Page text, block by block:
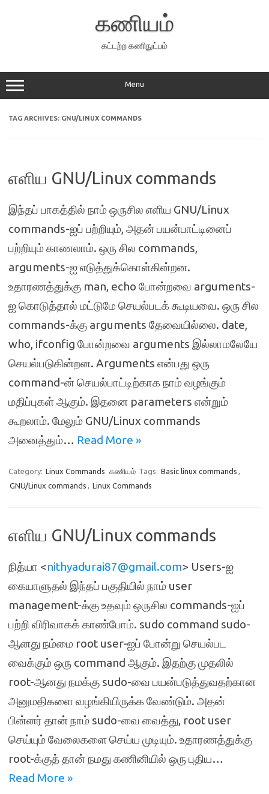
கணியம்
கட்டற்ற கணிநுட்பம்
Menu
TAG ARCHIVES: GNU/LINUX COMMANDS
எளிய GNU/Linux commands
இந்தப் பாகத்தில் நாம் ஒருசில எளிய GNU/Linux
commands-ஐப் பற்றியும், அதன் பயன்பாட்டினைப்
பற்றியும் காணலாம். ஒரு சில commands,
arguments-ஐ எடுத்துக்கொள்கின்றன.
உதாரணத்துக்கு man, echo போன்றவை arguments-
ஐ கொடுத்தால் மட்டுமே செயல்படக் கூடியவை. ஒரு சில
commands-க்கு arguments தேவையில்லை. date,
who, ifconfig போன்றவை arguments இல்லாமலேயே
செயல்படுகின்றன. Arguments என்பது ஒரு
command-ன் செயல்பாட்டிற்காக நாம் வழங்கும்
மதிப்புகள் ஆகும். இதனை parameters என்றும்
கூறலாம். மேலும் GNU/Linux commands
அனைத்தும்… Read More »
Category: Linux Commands கணியம் Tags: Basic linux commands ,
GNU/Linux commands , Linux Commands
எளிய GNU/Linux commands
நித்யா <nithyadurai87@gmail.com> Users-ஐ
கையாளுதல் இந்தப் பகுதியில் நாம் user
management-க்கு உதவும் ஒருசில commands-ஐப்
பற்றி விரிவாகக் காண்போம். sudo command sudo-
ஆனது நம்மை root user-ஐப் போன்று செயல்பட
வைக்கும் ஒரு command ஆகும். இதற்கு முதலில்
root-ஆனது நமக்கு sudo-வை பயன்படுத்துவதற்கான
அனுமதிகளை வழங்கியிருக்க வேண்டும். அதன்
பின்னர் தான் நாம் sudo-வை வைத்து, root user
செய்யும் வேலைகளை செய்ய முடியும். உதாரணத்துக்கு
root-க்குத் தான் நமது கணினியில் ஒரு புதிய…
Read More »